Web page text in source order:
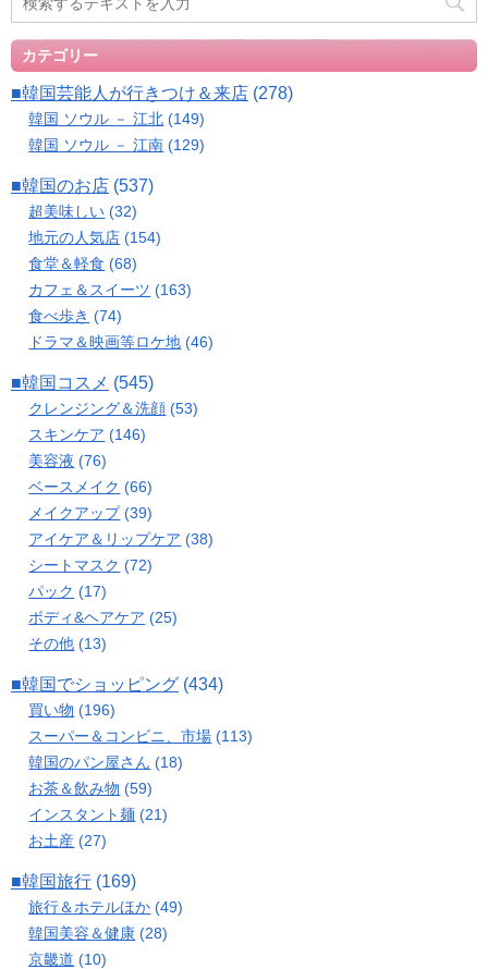
カテゴリー
■韓国芸能人が行きつけ＆来店 (278)
韓国 ソウル － 江北 (149)
韓国 ソウル － 江南 (129)
■韓国のお店 (537)
超美味しい (32)
地元の人気店 (154)
食堂＆軽食 (68)
カフェ＆スイーツ (163)
食べ歩き (74)
ドラマ＆映画等ロケ地 (46)
■韓国コスメ (545)
クレンジング＆洗顔 (53)
スキンケア (146)
美容液 (76)
ベースメイク (66)
メイクアップ(39)
アイケア＆リップケア (38)
シートマスク (72)
パック (17)
ボディ&ヘアケア (25)
その他 (13)
■韓国でショッピング (434)
買い物 (196)
スーパー＆コンビニ、市場 (113)
韓国のパン屋さん (18)
お茶＆飲み物 (59)
インスタント麺 (21)
お土産 (27)
■韓国旅行 (169)
旅行＆ホテルほか (49)
韓国美容＆健康 (28)
京畿道 (10)